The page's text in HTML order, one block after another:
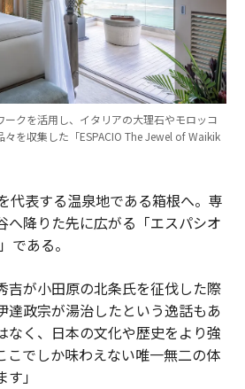
クを活用し、イタリアの大理石やモロッコ
を収集した「ESPACIO The Jewel of Waikik
代表する温泉地である箱根へ。専
へ降りた先に広がる「エスパシオ
である。
吉が小田原の北条氏を征伐した際
達政宗が湯治したという逸話もあ
なく、日本の文化や歴史をより強
こでしか味わえない唯一無二の体
」